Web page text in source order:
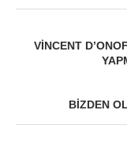
VINCENT
BIZDEN